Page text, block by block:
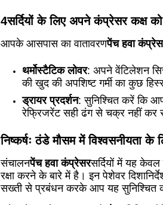
4सर्दियों के लिए अपने कंप्रेसर कक्ष
आपके आसपास का वातावरणपेंच हवा
थर्मोस्टैटिक लोवर: अपने वेंटिलेशन
की खुद की अपशिष्ट गर्मी का कुछ
ड्रायर प्रदर्शन: सुनिश्चित करें कि
रेफ्रिजरेंट सही ढंग से चक्र नहीं
निष्कर्षः ठंडे मौसम में विश्वसनीयता के
संचालनपेंच हवा कंप्रेसरसर्दियों में यह
रक्षा करने के बारे में है। इन पेशेवर
सख्ती से प्रबंधन करके आप यह सुनिश्चित